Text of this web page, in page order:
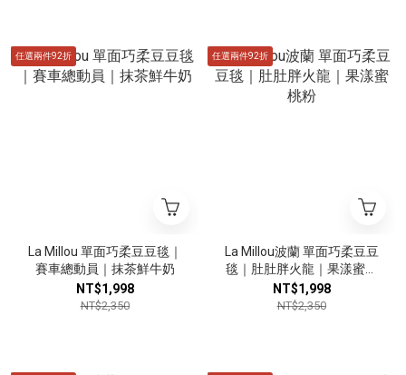
任選兩件92折
La Millou 單面巧柔豆豆毯｜
賽車總動員｜抹茶鮮牛奶
NT$1,998
NT$2,350
任選兩件92折
La Millou波蘭 單面巧柔豆豆
毯｜肚肚胖火龍｜果漾蜜桃
粉
NT$1,998
NT$2,350